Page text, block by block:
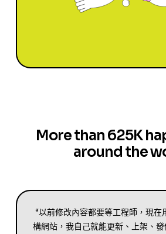
More than 625K
around the
“以前修改內容都要等工程師，現在
構網站，我自己就能更新、上架、